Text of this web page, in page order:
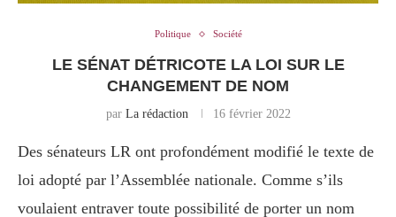
Politique Société
LE SÉNAT DÉTRICOTE LA LOI SUR LE
CHANGEMENT DE NOM
par La rédaction 16 février 2022
Des sénateurs LR ont profondément modifié le texte de
loi adopté par l’Assemblée nationale. Comme s’ils
voulaient entraver toute possibilité de porter un nom